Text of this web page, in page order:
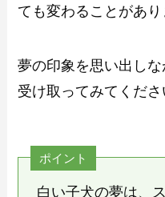
ても変わることがあり
夢の印象を思い出し
受け取ってみてくださ
ポイント
白い子犬の夢は、